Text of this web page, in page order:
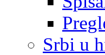
Srbi u